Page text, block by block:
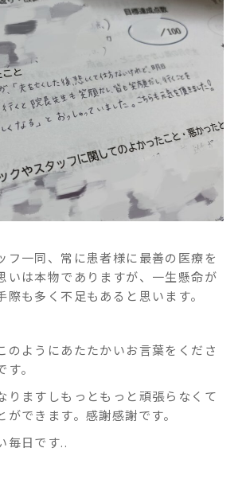
フ一同、常に患者様に最善の医療を
いは本物でありますが、一生懸命が
際も多く不足もあると思います。
のようにあたたかいお言葉をくださ
。
りますしもっともっと頑張らなくて
ができます。感謝感謝です。
毎日です..